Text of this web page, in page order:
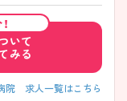
いて
みる
院 求人一覧はこちら